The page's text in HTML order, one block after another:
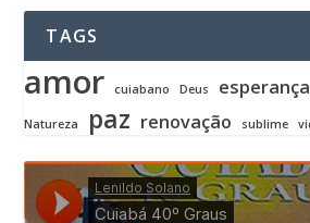
TAGS
amor cuiabano Deus esperança
Natureza paz renovação sublime